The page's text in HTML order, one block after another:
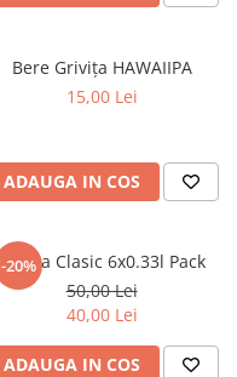
Bere Grivița HAWAIIPA
15,00 Lei
ADAUGA IN COS
-20%
Grivița Clasic 6x0.33l Pack
50,00 Lei
40,00 Lei
ADAUGA IN COS